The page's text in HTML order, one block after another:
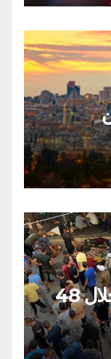
شهيدان و6 إصابات في غزة خلال 48